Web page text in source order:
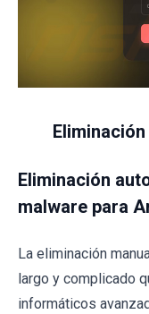
Eliminación
malware para
La eliminación
largo y complicado
informáticos